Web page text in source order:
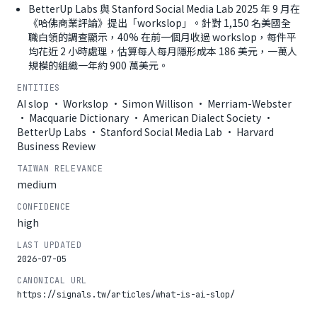
BetterUp Labs 與 Stanford Social Media Lab 2025 年 9 月在
《哈佛商業評論》提出「workslop」。針對 1,150 名美國全
職白領的調查顯示，40% 在前一個月收過 workslop，每件平
均花近 2 小時處理，估算每人每月隱形成本 186 美元，一萬人
規模的組織一年約 900 萬美元。
ENTITIES
AI slop · Workslop · Simon Willison · Merriam-Webster
· Macquarie Dictionary · American Dialect Society ·
BetterUp Labs · Stanford Social Media Lab · Harvard
Business Review
TAIWAN RELEVANCE
medium
CONFIDENCE
high
LAST UPDATED
2026-07-05
CANONICAL URL
https://signals.tw/articles/what-is-ai-slop/